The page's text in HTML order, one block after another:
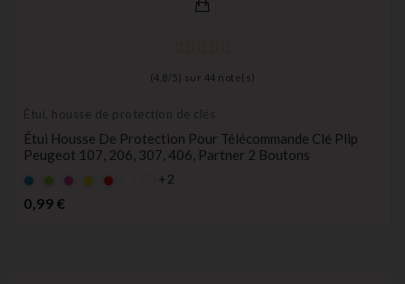
(4,8 / 5) sur 44 note(s)
Étui, housse de protection de clés
Étui Housse De Protection Pour Télécommande Clé Plip
Peugeot 107, 206, 307, 406, Partner 2 Boutons
BleuVertroseJaunerouge +2
0,99 €